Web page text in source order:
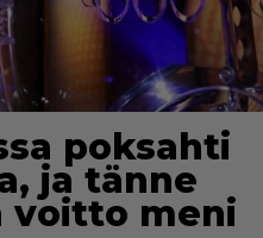
poksahti
ja tänne
voitto meni